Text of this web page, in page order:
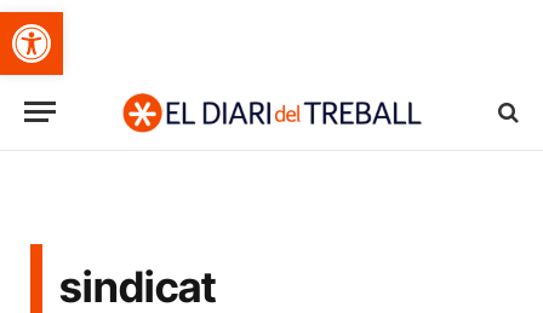
Obre la barra d'eines
sindicat